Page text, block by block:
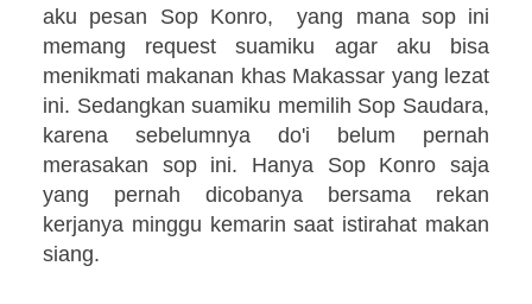
aku pesan Sop Konro, yang mana sop ini
memang request suamiku agar aku bisa
menikmati makanan khas Makassar yang lezat
ini. Sedangkan suamiku memilih Sop Saudara,
karena sebelumnya do'i belum pernah
merasakan sop ini. Hanya Sop Konro saja
yang pernah dicobanya bersama rekan
kerjanya minggu kemarin saat istirahat makan
siang.